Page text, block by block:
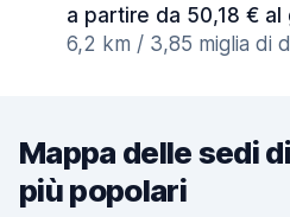
a partire da 50,18 € al
6,2 km / 3,85 miglia di
Mappa delle sedi
più popolari